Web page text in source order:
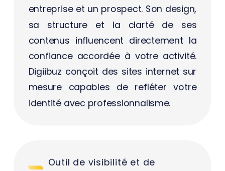
entreprise et un prospect. Son design,
sa structure et la clarté de ses
contenus influencent directement la
confiance accordée à votre activité.
Digiibuz conçoit des sites internet sur
mesure capables de refléter votre
identité avec professionnalisme.
Outil de visibilité et de